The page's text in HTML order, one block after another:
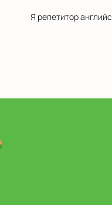
Я репетитор